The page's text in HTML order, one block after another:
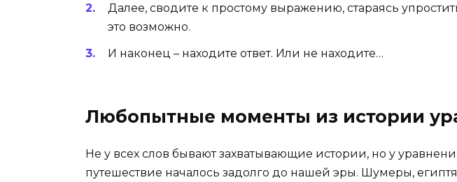
Далее, сводите к простому выражению, стараясь
это возможно.
И наконец – находите ответ. Или не находите…
Любопытные моменты из истории
Не у всех слов бывают захватывающие истории, но у
путешествие началось задолго до нашей эры. Шумеры,